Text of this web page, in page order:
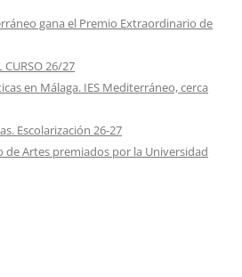
gana el Premio Extraordinario de
CURSO 26/27
en Málaga. IES Mediterráneo, cerca
Escolarización 26-27
Artes premiados por la Universidad